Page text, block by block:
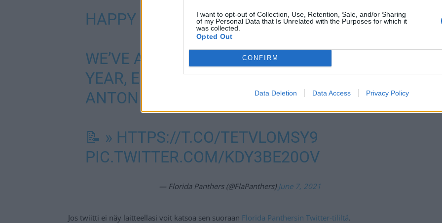
I want to opt-out of Collection, Use, Retention, Sale, and/or Sharing
of my Personal Data that Is Unrelated with the Purposes for which it
was collected.
Opted Out
CONFIRM
Data Deletion Data Access Privacy Policy
HAPPY MONDAY 🇫🇮
WE’VE AGREED TO TERMS ON A THREE-
YEAR, ENTRY-LEVEL CONTRACT WITH
ANTON LUNDELL!
📝 » HTTPS://T.CO/TETVLOMSY9
PIC.TWITTER.COM/KDY3BE20OV
— Florida Panthers (@FlaPanthers) June 7, 2021
Jos twiitti ei näy laitteellasi voit katsoa sen suoraan Florida Panthersin Twitter-tililtä.